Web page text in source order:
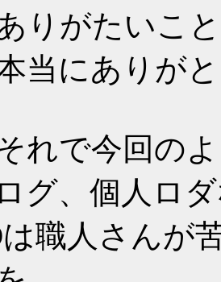
りがたいこ
当にありが
れで今回の
グ、個人ロ
は職人さんが